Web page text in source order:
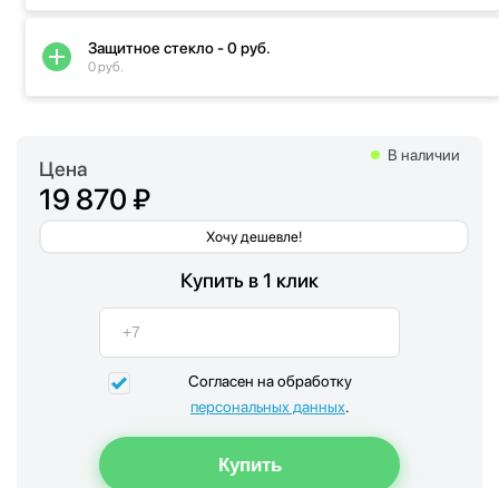
Цена
19 870 ₽
Хочу дешевле!
В наличии
Купить в 1 клик
Согласен на обработку
персональных данных.
Защитное стекло - 0 руб.
0 руб.